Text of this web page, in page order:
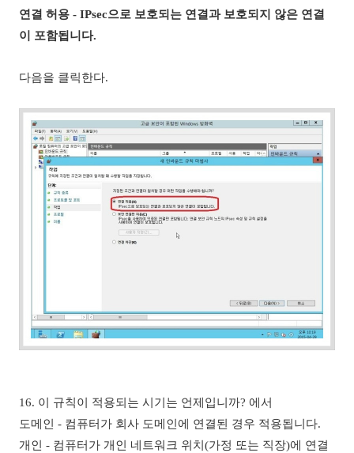
연결 허용 - IPsec으로 보호되는 연결과 보호되지 않은 연결
이 포함됩니다.
다음을 클릭한다.
16. 이 규칙이 적용되는 시기는 언제입니까? 에서
도메인 - 컴퓨터가 회사 도메인에 연결된 경우 적용됩니다.
개인 - 컴퓨터가 개인 네트워크 위치(가정 또는 직장)에 연결